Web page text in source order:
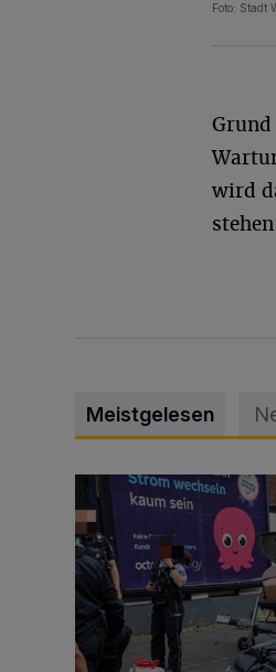
Foto: Stadt
Grund
wird
Meistgelesen
Schwerer Unfall mit